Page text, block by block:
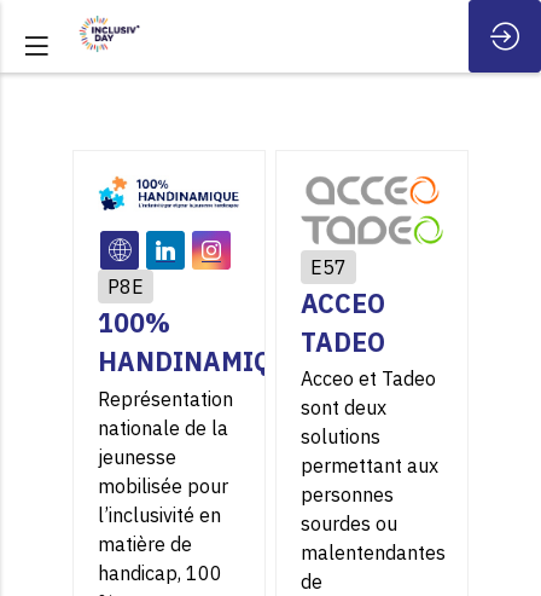
P8E
100%
HANDINAMIQUE
Représentation
nationale de la
jeunesse
mobilisée pour
l’inclusivité en
matière de
handicap, 100
E57
ACCEO
TADEO
Acceo et Tadeo
sont deux
solutions
permettant aux
personnes
sourdes ou
malentendantes
de